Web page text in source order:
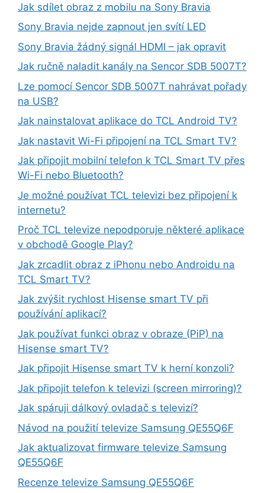
Jak sdílet obraz z mobilu na Sony Bravia
Sony Bravia nejde zapnout jen svítí LED
Sony Bravia žádný signál HDMI – jak opravit
Jak ručně naladit kanály na Sencor SDB 5007T?
Lze pomocí Sencor SDB 5007T nahrávat pořady
na USB?
Jak nainstalovat aplikace do TCL Android TV?
Jak nastavit Wi-Fi připojení na TCL Smart TV?
Jak připojit mobilní telefon k TCL Smart TV přes
Wi-Fi nebo Bluetooth?
Je možné používat TCL televizi bez připojení k
internetu?
Proč TCL televize nepodporuje některé aplikace
v obchodě Google Play?
Jak zrcadlit obraz z iPhonu nebo Androidu na
TCL Smart TV?
Jak zvýšit rychlost Hisense smart TV při
používání aplikací?
Jak používat funkci obraz v obraze (PiP) na
Hisense smart TV?
Jak připojit Hisense smart TV k herní konzoli?
Jak připojit telefon k televizi (screen mirroring)?
Jak spáruji dálkový ovladač s televizí?
Návod na použití televize Samsung QE55Q6F
Jak aktualizovat firmware televize Samsung
QE55Q6F
Recenze televize Samsung QE55Q6F